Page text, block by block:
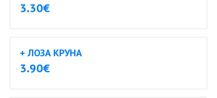
3.30€
+ ЛОЗА КРУНА
3.90€